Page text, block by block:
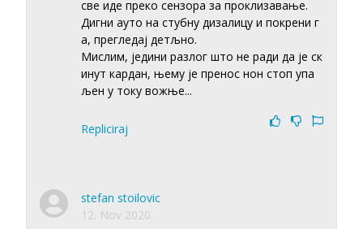
све иде преко сензора за проклизавање.
Дигни ауто на стубну дизалицу и покрени г
а, прегледај детљно.
Мислим, једини разлог што не ради да је ск
инут кардан, њему је пренос нон стоп упа
љен у току вожње...
Repliciraj
stefan stoilovic
12. Nov 2020.